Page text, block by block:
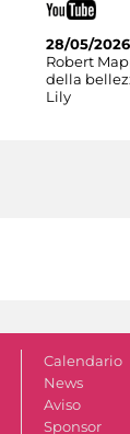
28/05/2026
Robert
della
Lily
Calendario
News
Aviso
Sponsor